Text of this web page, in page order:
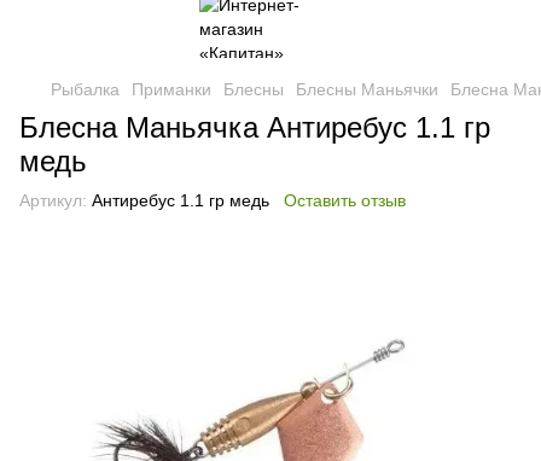
Рыбалка Приманки Блесны Блесны Маньячки Блесна
Блесна Маньячка Антиребус 1.1 гр
медь
Артикул: Антиребус 1.1 гр медь Оставить отзыв